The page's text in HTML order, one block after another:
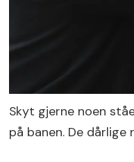
Skyt gjerne noen
på banen. De